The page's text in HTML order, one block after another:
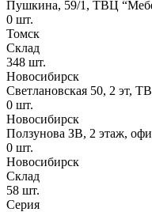
Пушкина, 59/1, ТВЦ
0 шт.
Томск
Склад
348 шт.
Новосибирск
Светлановская 50, 2 эт,
0 шт.
Новосибирск
Ползунова ЗВ, 2 этаж,
0 шт.
Новосибирск
Склад
58 шт.
Серия